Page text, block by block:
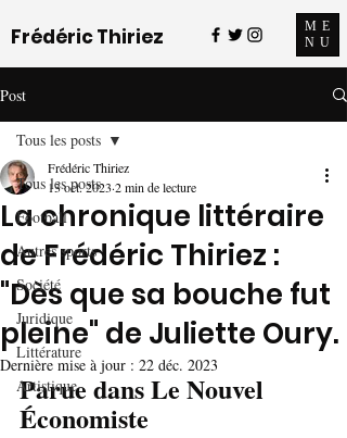
Frédéric Thiriez
ME
NU
Post
Tous les posts
Football
Autres sports
Société
Juridique
Littérature
Artistique
Tous les posts
La chronique littéraire
de Frédéric Thiriez :
"Dès que sa bouche fut
pleine" de Juliette Oury.
Frédéric Thiriez
13 oct. 2023 2 min de lecture
Dernière mise à jour : 22 déc. 2023
Parue dans Le Nouvel
Économiste